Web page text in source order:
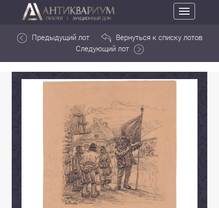
Toggle
navigation
Предыдущий лот
Вернуться к списку лотов
Следующий лот